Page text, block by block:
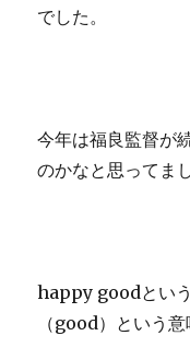
でした。
今年は福良監督が
のかなと思ってま
happy goodとい
（good）という意